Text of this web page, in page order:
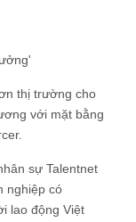
thị trường cho
với mặt bằng
sự Talentnet
nghiệp có
lao động Việt